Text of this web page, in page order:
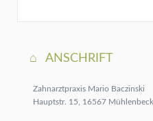
ANSCHRIFT
Zahnarztpraxis Mario Baczinski
Hauptstr. 15, 16567 Mühlenbeck